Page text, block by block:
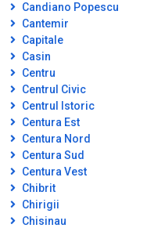
Candiano Popescu
Cantemir
Capitale
Casin
Centru
Centrul Civic
Centrul Istoric
Centura Est
Centura Nord
Centura Sud
Centura Vest
Chibrit
Chirigii
Chisinau